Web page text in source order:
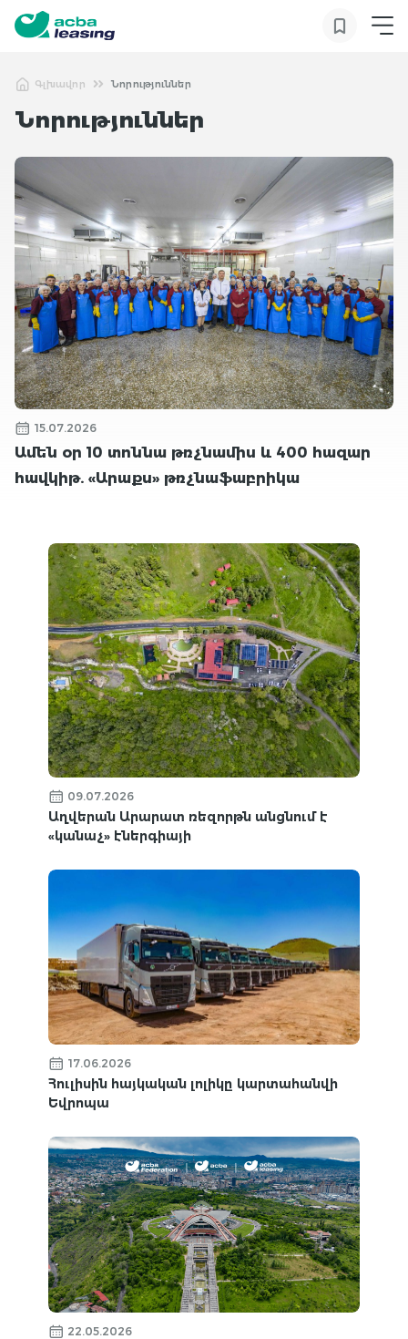
Գլխավոր Նորություններ
Նորություններ
15.07.2026
Ամեն օր 10 տոննա թռչնամիս և 400 հազար
հավկիթ. «Արաքս» թռչնաֆաբրիկա
09.07.2026
Աղվերան Արարատ ռեզորթն անցնում է
«կանաչ» էներգիայի
17.06.2026
Հուլիսին հայկական լոլիկը կարտահանվի
Եվրոպա
22.05.2026